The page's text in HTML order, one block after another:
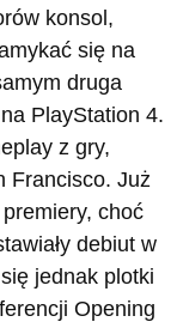
konsol,
się na
druga
PlayStation 4.
z gry,
Francisco. Już
choć
debiut w
jednak plotki
Opening